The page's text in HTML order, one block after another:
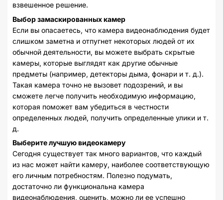
взвешенное решение.
Выбор замаскированных камер
Если вы опасаетесь, что камера видеонаблюдения будет
слишком заметна и отпугнет некоторых людей от их
обычной деятельности, вы можете выбрать скрытые
камеры, которые выглядят как другие обычные
предметы (например, детекторы дыма, фонари и т. д.).
Такая камера точно не вызовет подозрений, и вы
сможете легче получить необходимую информацию,
которая поможет вам убедиться в честности
определенных людей, получить определенные улики и т.
д.
Выберите лучшую видеокамеру
Сегодня существует так много вариантов, что каждый
из нас может найти камеру, наиболее соответствующую
его личным потребностям. Полезно подумать,
достаточно ли функциональна камера
видеонаблюдения, оценить, можно ли ее успешно